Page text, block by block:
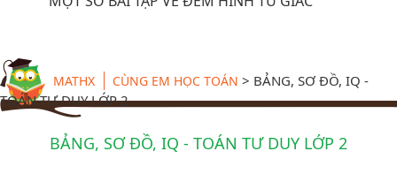
MATHX CÙNG EM HỌC TOÁN > BẢNG, SƠ ĐỒ, IQ -
TOÁN TƯ DUY LỚP 2
BẢNG, SƠ ĐỒ, IQ - TOÁN TƯ DUY LỚP 2